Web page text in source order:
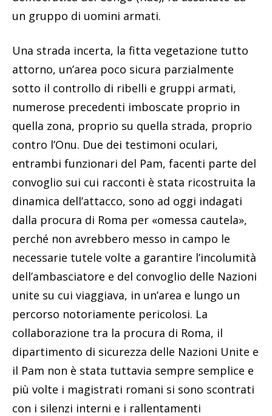
un gruppo di uomini armati.
Una strada incerta, la fitta vegetazione tutto
attorno, un’area poco sicura parzialmente
sotto il controllo di ribelli e gruppi armati,
numerose precedenti imboscate proprio in
quella zona, proprio su quella strada, proprio
contro l’Onu. Due dei testimoni oculari,
entrambi funzionari del Pam, facenti parte del
convoglio sui cui racconti è stata ricostruita la
dinamica dell’attacco, sono ad oggi indagati
dalla procura di Roma per «omessa cautela»,
perché non avrebbero messo in campo le
necessarie tutele volte a garantire l’incolumità
dell’ambasciatore e del convoglio delle Nazioni
unite su cui viaggiava, in un’area e lungo un
percorso notoriamente pericolosi. La
collaborazione tra la procura di Roma, il
dipartimento di sicurezza delle Nazioni Unite e
il Pam non è stata tuttavia sempre semplice e
più volte i magistrati romani si sono scontrati
con i silenzi interni e i rallentamenti